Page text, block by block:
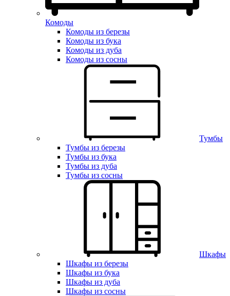
Комоды
Комоды из березы
Комоды из бука
Комоды из дуба
Комоды из сосны
Тумбы
Тумбы из березы
Тумбы из бука
Тумбы из дуба
Тумбы из сосны
Шкафы
Шкафы из березы
Шкафы из бука
Шкафы из дуба
Шкафы из сосны